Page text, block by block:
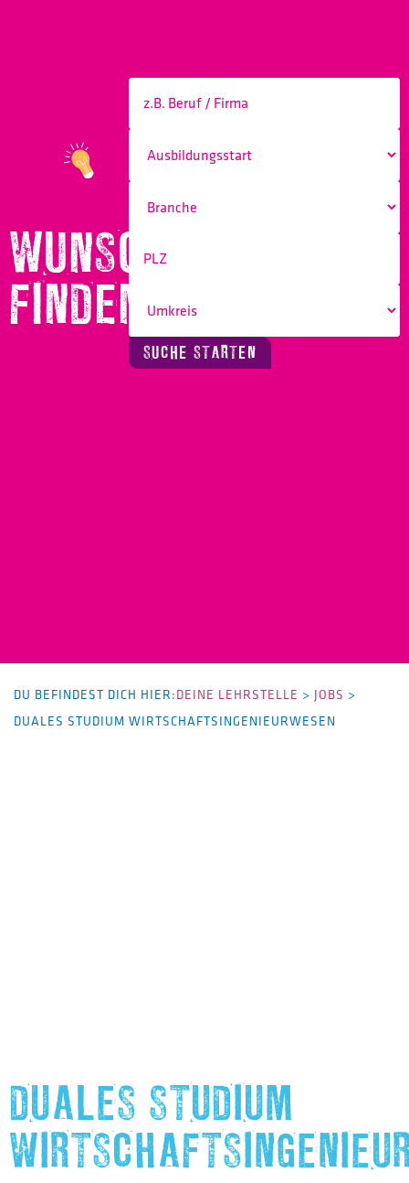
WUNSCHBERUF
FINDEN!
SUCHE STARTEN
DU BEFINDEST DICH HIER:DEINE LEHRSTELLE > JOBS >
DUALES STUDIUM WIRTSCHAFTSINGENIEURWESEN
DUALES STUDIUM